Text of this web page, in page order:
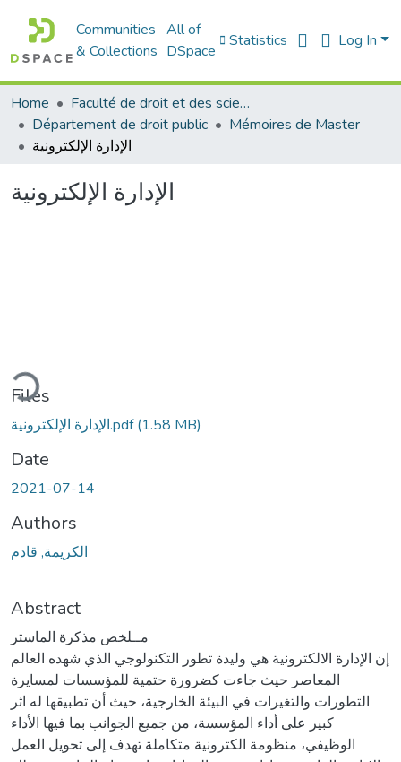
Communities
& Collections
All of
DSpace
Statistics Log In
Home
Faculté de droit et des sciences politiques
Département de droit public
Mémoires de Master
الإدارة الإلكترونية
الإدارة الإلكترونية
Files
الإدارة الإلكترونية.pdf(1.58 MB)
Date
2021-07-14
Authors
الكريمة, قادم
Abstract
مــلخص مذكرة الماستر
إن الإدارة الالكترونية هي وليدة تطور التكنولوجي الذي شهده العالم
المعاصر حيث جاءت كضرورة حتمية للمؤسسات لمسايرة
التطورات والتغيرات في البيئة الخارجية، حيث أن تطبيقها له اثر
كبير على أداء المؤسسة، من جميع الجوانب بما فيها الأداء
الوظيفي، منظومة الكترونية متكاملة تهدف إلى تحويل العمل